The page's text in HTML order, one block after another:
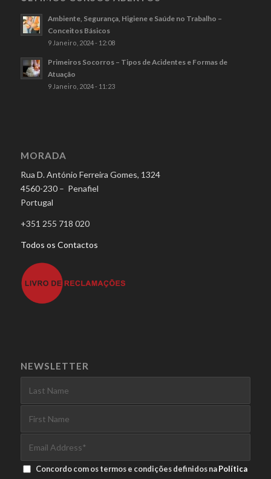
Ambiente, Segurança, Higiene e Saúde no Trabalho –
Conceitos Básicos
9 Janeiro, 2024 - 12:08
Primeiros Socorros – Tipos de Acidentes e Formas de
Atuação
9 Janeiro, 2024 - 11:23
MORADA
Rua D. António Ferreira Gomes, 1324
4560-230 – Penafiel
Portugal
+351 255 718 020
Todos os Contactos
NEWSLETTER
Concordo com os termos e condições definidos naPolítica